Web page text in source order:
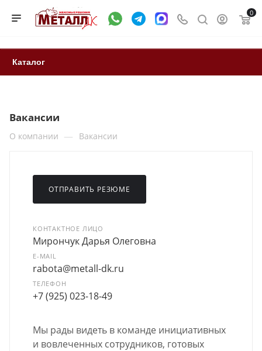
0
Каталог
Вакансии
О компании — Вакансии
ОТПРАВИТЬ РЕЗЮМЕ
КОНТАКТНОЕ ЛИЦО
Мирончук Дарья Олеговна
E-MAIL
rabota@metall-dk.ru
ТЕЛЕФОН
+7 (925) 023-18-49
Мы рады видеть в команде инициативных
и вовлеченных сотрудников, готовых